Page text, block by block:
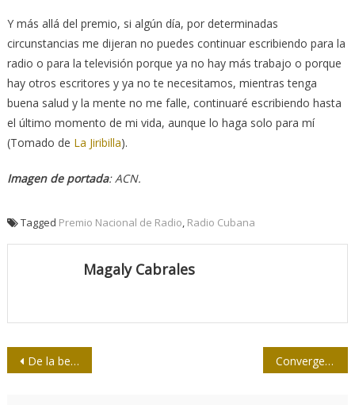
Y más allá del premio, si algún día, por determinadas
circunstancias me dijeran no puedes continuar escribiendo para la
radio o para la televisión porque ya no hay más trabajo o porque
hay otros escritores y ya no te necesitamos, mientras tenga
buena salud y la mente no me falle, continuaré escribiendo hasta
el último momento de mi vida, aunque lo haga solo para mí
(Tomado de La Jiribilla).
Imagen de portada: ACN.
Tagged Premio Nacional de Radio, Radio Cubana
Magaly Cabrales
Navegación
De la belleza, la sexualidad y otros accidentes Convergencias de miradas, palabras y sentimientos